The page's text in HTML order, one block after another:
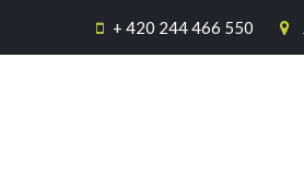
 + 420 244 466 550 